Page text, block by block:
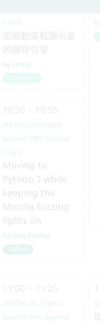
Track
追蹤動畫截圖出處
的搜尋引擎
soruly
Beginner
HKOSCon (Open
Source HK) Special
Track
Moving to
Python 3 while
keeping the
Mozilla fuzzing
lights on
Gary Kwong
Skilled
HKOSCon (Open
Source HK) Special